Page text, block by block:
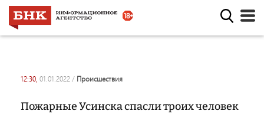
12:30, 01.01.2022 / происшествия
Пожарные Усинска спасли троих человек